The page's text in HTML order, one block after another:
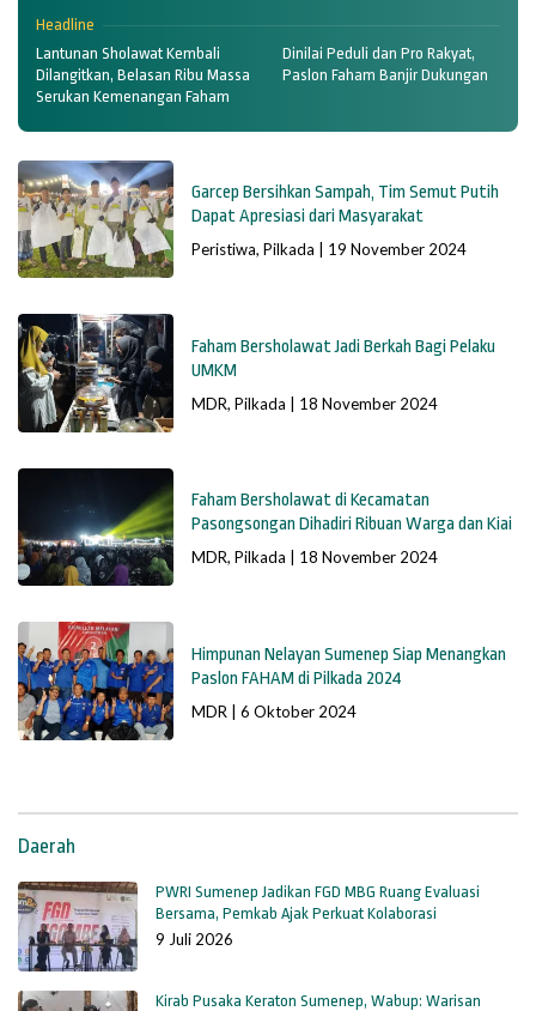
Headline
Lantunan Sholawat Kembali
Dilangitkan, Belasan Ribu Massa
Serukan Kemenangan Faham
Dinilai Peduli dan Pro Rakyat,
Paslon Faham Banjir Dukungan
Garcep Bersihkan Sampah, Tim Semut Putih
Dapat Apresiasi dari Masyarakat
Peristiwa, Pilkada 19 November 2024
Faham Bersholawat Jadi Berkah Bagi Pelaku
UMKM
MDR, Pilkada | 18 November 2024
Faham Bersholawat di Kecamatan
Pasongsongan Dihadiri Ribuan Warga dan Kiai
MDR, Pilkada 18 November 2024
Himpunan Nelayan Sumenep Siap Menangkan
Paslon FAHAM di Pilkada 2024
MDR | 6 Oktober 2024
Daerah
PWRI Sumenep Jadikan FGD MBG Ruang Evaluasi
Bersama, Pemkab Ajak Perkuat Kolaborasi
9 Juli 2026
Kirab Pusaka Keraton Sumenep, Wabup: Warisan